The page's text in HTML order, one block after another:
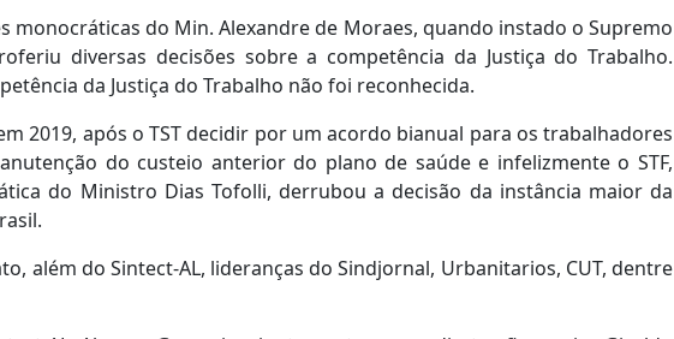
monocráticas do Min. Alexandre de Moraes, quando instado o Supremo
diversas decisões sobre a competência da Justiça do Trabalho.
da Justiça do Trabalho não foi reconhecida.
2019, após o TST decidir por um acordo bianual para os trabalhadores
do custeio anterior do plano de saúde e infelizmente o STF,
do Ministro Dias Tofolli, derrubou a decisão da instância maior da
além do Sintect-AL, lideranças do Sindjornal, Urbanitarios, CUT, dentre